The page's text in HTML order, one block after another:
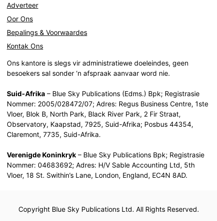
Adverteer
Oor Ons
Bepalings & Voorwaardes
Kontak Ons
Ons kantore is slegs vir administratiewe doeleindes, geen
besoekers sal sonder ‘n afspraak aanvaar word nie.
Suid-Afrika – Blue Sky Publications (Edms.) Bpk; Registrasie
Nommer: 2005/028472/07; Adres: Regus Business Centre, 1ste
Vloer, Blok B, North Park, Black River Park, 2 Fir Straat,
Observatory, Kaapstad, 7925, Suid-Afrika; Posbus 44354,
Claremont, 7735, Suid-Afrika.
Verenigde Koninkryk – Blue Sky Publications Bpk; Registrasie
Nommer: 04683692; Adres: H/V Sable Accounting Ltd, 5th
Vloer, 18 St. Swithin’s Lane, London, England, EC4N 8AD.
Copyright Blue Sky Publications Ltd. All Rights Reserved.